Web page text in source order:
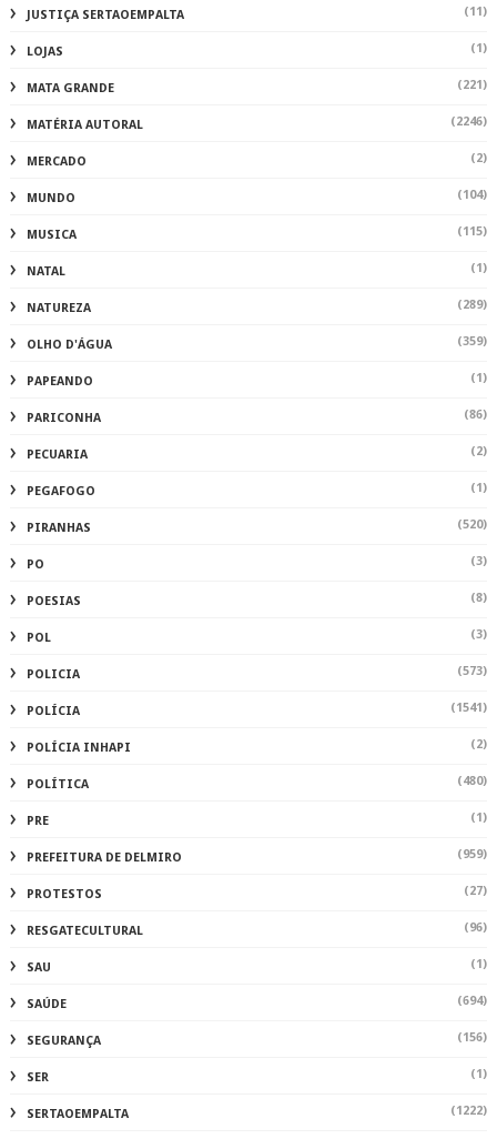
JUSTIÇA SERTAOEMPALTA (11)
LOJAS (1)
MATA GRANDE (221)
MATÉRIA AUTORAL (2246)
MERCADO (2)
MUNDO (104)
MUSICA (115)
NATAL (1)
NATUREZA (289)
OLHO D'ÁGUA (359)
PAPEANDO (1)
PARICONHA (86)
PECUARIA (2)
PEGAFOGO (1)
PIRANHAS (520)
PO (3)
POESIAS (8)
POL (3)
POLICIA (573)
POLÍCIA (1541)
POLÍCIA INHAPI (2)
POLÍTICA (480)
PRE (1)
PREFEITURA DE DELMIRO (959)
PROTESTOS (27)
RESGATECULTURAL (96)
SAU (1)
SAÚDE (694)
SEGURANÇA (156)
SER (1)
SERTAOEMPALTA (1222)